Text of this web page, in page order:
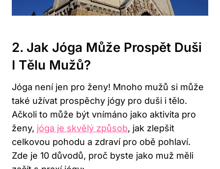
2. Jak Jóga Může Prospět Duši
I Tělu Mužů?
Jóga není jen pro ženy! Mnoho mužů si může
také užívat prospěchy jógy pro duši i tělo.
Ačkoli to může být vnímáno jako aktivita pro
ženy, jóga je skvělý způsob, jak zlepšit
celkovou pohodu a zdraví pro obě pohlaví.
Zde je 10 důvodů, proč byste jako muž měli